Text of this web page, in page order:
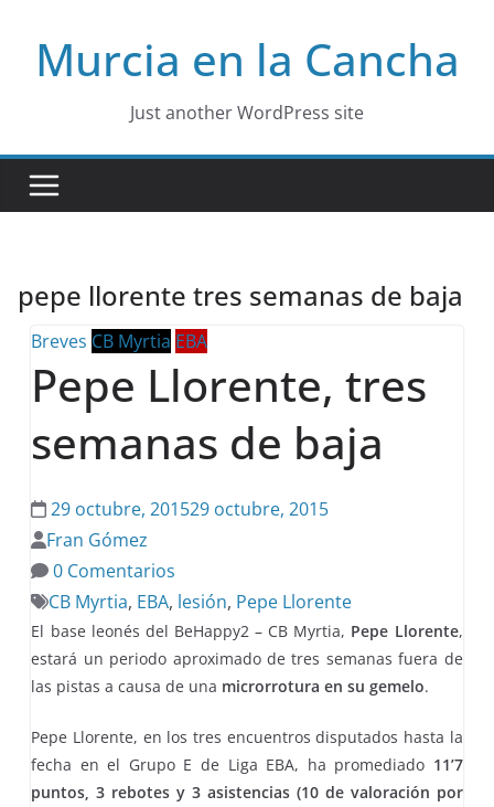
contentMurcia en la Cancha
Just another WordPress site
pepe llorente tres semanas de baja
Breves CB Myrtia EBA
Pepe Llorente, tres
semanas de baja
29 octubre, 201529 octubre, 2015
Fran Gómez
0 Comentarios
CB Myrtia, EBA, lesión, Pepe Llorente
El base leonés del BeHappy2 – CB Myrtia, Pepe Llorente,
estará un periodo aproximado de tres semanas fuera de
las pistas a causa de una microrrotura en su gemelo.
Pepe Llorente, en los tres encuentros disputados hasta la
fecha en el Grupo E de Liga EBA, ha promediado 11’7
puntos, 3 rebotes y 3 asistencias (10 de valoración por